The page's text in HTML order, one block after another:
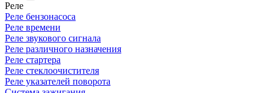
Реле
Реле бензонасоса
Реле времени
Реле звукового сигнала
Реле различного назначения
Реле стартера
Реле стеклоочистителя
Реле указателей поворота